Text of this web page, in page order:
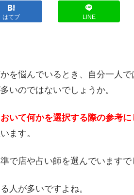
はてブ LINE
を悩んでいるとき、自分一人で
いのではないでしょうか。
いて何かを選択する際の参考
ます。
で店や占い師を選んでいますで
人が多いですよね。